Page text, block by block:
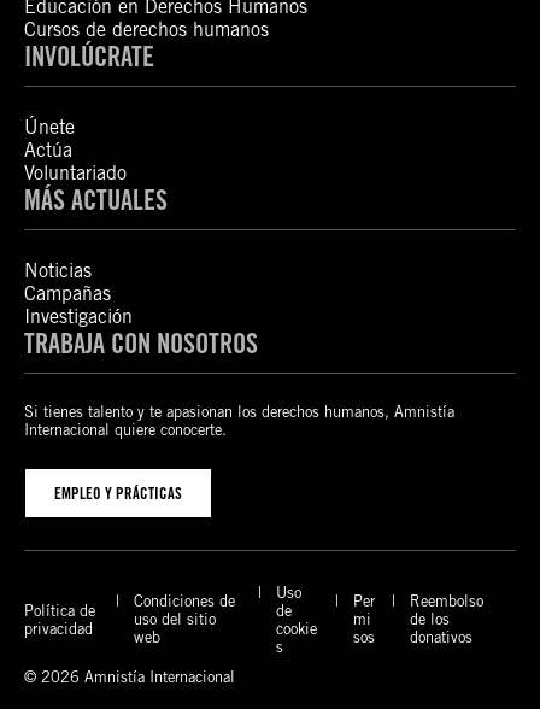
Educación en Derechos Humanos
Cursos de derechos humanos
INVOLÚCRATE
Únete
Actúa
Voluntariado
MÁS ACTUALES
Noticias
Campañas
Investigación
TRABAJA CON NOSOTROS
Si tienes talento y te apasionan los derechos humanos, Amnistía
Internacional quiere conocerte.
EMPLEO Y PRÁCTICAS
Política de
privacidad
Condiciones de
uso del sitio
web
Uso
de
cookie
s
Per
mi
sos
Reembolso
de los
donativos
© 2026 Amnistía Internacional